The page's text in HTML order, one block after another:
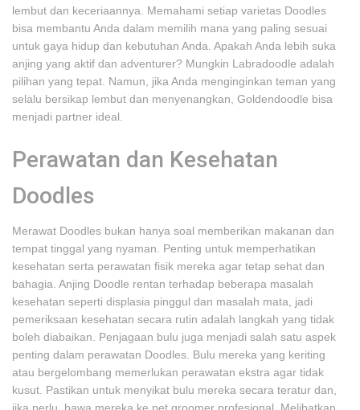
lembut dan keceriaannya. Memahami setiap varietas Doodles
bisa membantu Anda dalam memilih mana yang paling sesuai
untuk gaya hidup dan kebutuhan Anda. Apakah Anda lebih suka
anjing yang aktif dan adventurer? Mungkin Labradoodle adalah
pilihan yang tepat. Namun, jika Anda menginginkan teman yang
selalu bersikap lembut dan menyenangkan, Goldendoodle bisa
menjadi partner ideal.
Perawatan dan Kesehatan
Doodles
Merawat Doodles bukan hanya soal memberikan makanan dan
tempat tinggal yang nyaman. Penting untuk memperhatikan
kesehatan serta perawatan fisik mereka agar tetap sehat dan
bahagia. Anjing Doodle rentan terhadap beberapa masalah
kesehatan seperti displasia pinggul dan masalah mata, jadi
pemeriksaan kesehatan secara rutin adalah langkah yang tidak
boleh diabaikan. Penjagaan bulu juga menjadi salah satu aspek
penting dalam perawatan Doodles. Bulu mereka yang keriting
atau bergelombang memerlukan perawatan ekstra agar tidak
kusut. Pastikan untuk menyikat bulu mereka secara teratur dan,